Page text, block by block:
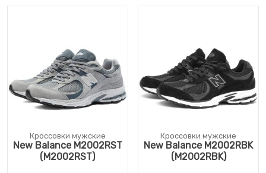
Кроссовки мужские
New Balance M2002RST
(M2002RST)
Кроссовки мужские
New Balance M2002RBK
(M2002RBK)